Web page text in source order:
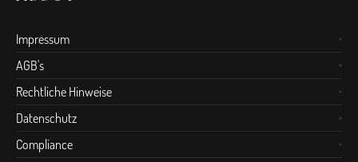
Impressum
AGB's
Rechtliche Hinweise
Datenschutz
Compliance